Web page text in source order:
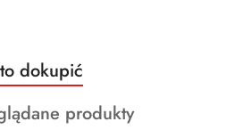
dokupić
produkty